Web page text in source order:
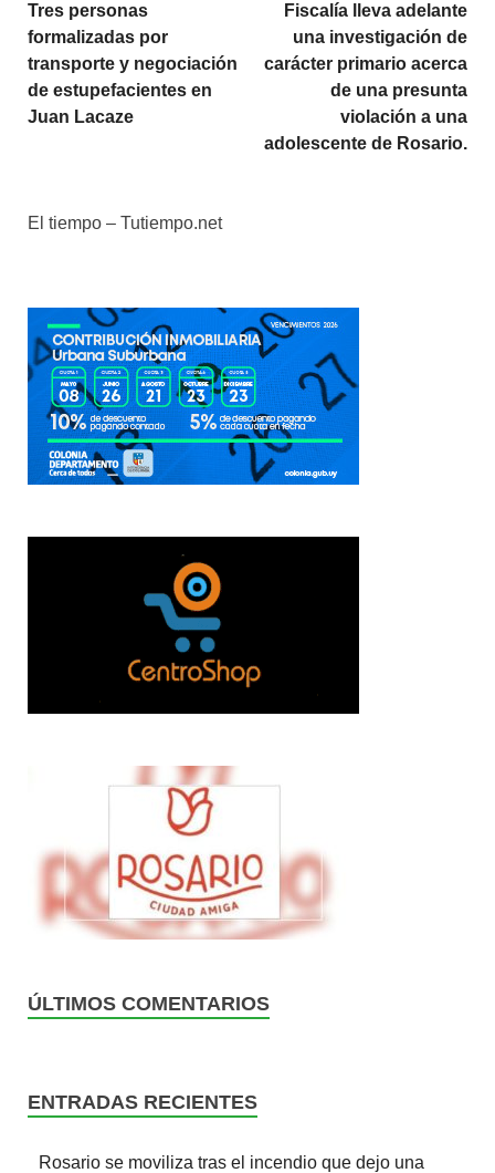
Tres personas
formalizadas por
transporte y negociación
de estupefacientes en
Juan Lacaze
Fiscalía lleva adelante
una investigación de
carácter primario acerca
de una presunta
violación a una
adolescente de Rosario.
El tiempo – Tutiempo.net
ÚLTIMOS COMENTARIOS
ENTRADAS RECIENTES
Rosario se moviliza tras el incendio que dejo una